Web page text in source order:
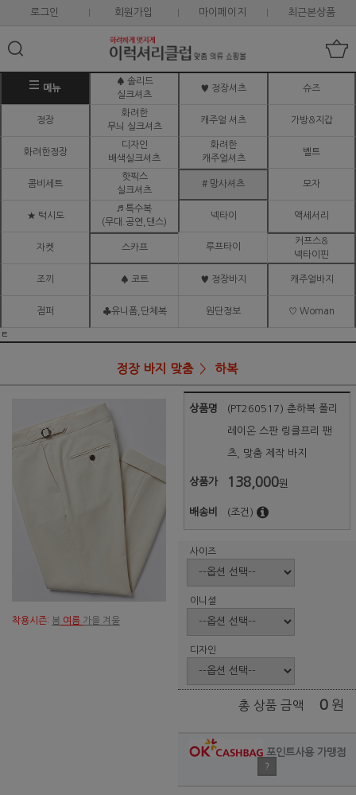
로그인 회원가입 마이페이지 최근본상품
메뉴
♠ 솔리드
실크셔츠
♥ 정장셔츠 슈즈
정장
화려한
무늬 실크셔츠
캐주얼 셔츠 가방&지갑
화려한정장
디자인
배색실크셔츠
화려한
캐주얼셔츠
벨트
콤비세트
핫픽스
실크셔츠
# 망사셔츠 모자
★ 턱시도
♬ 특수복
(무대.공연,댄스)
넥타이 액세서리
자켓 스카프 루프타이
커프스&
넥타이핀
조끼 ♠ 코트 ♥ 정장바지 캐주얼바지
점퍼 ♣유니폼,단체복 원단정보 ♡ Woman
ㅌ
정장 바지 맞춤 하복
착용시즌: 봄 여름 가을 겨울
상품명 (PT260517) 춘하복 폴리
레이온 스판 링클프리 팬
츠, 맞춤 제작 바지
상품가 138,000원
배송비 (조건)
사이즈
이니셜
디자인
총 상품 금액 0 원
포인트사용 가맹점
?